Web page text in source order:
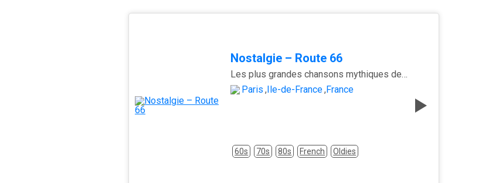
Nostalgie – Route 66
Les plus grandes chansons mythiques de la route 66
Paris , Île-de-France,France
60s 70s 80s French Oldies